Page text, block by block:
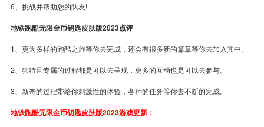
6、挑战并帮助您的队友!
地铁跑酷无限金币钥匙皮肤版2023点评
1、更为多样的跑酷之旅等你去完成，还会有很多新的篇章等你去加入其中。
2、独特且专属的过程都是可以去呈现，更多的互动也是可以去参与。
3、新奇的过程带给你刺激性的体验，各种的任务等你去不断的完成。
地铁跑酷无限金币钥匙皮肤版2023游戏更新：